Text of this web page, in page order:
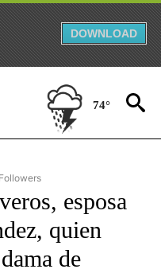
DOWNLOAD
74°
"CNN - SPANISH" TO RECEIVE
esposa
quien
de